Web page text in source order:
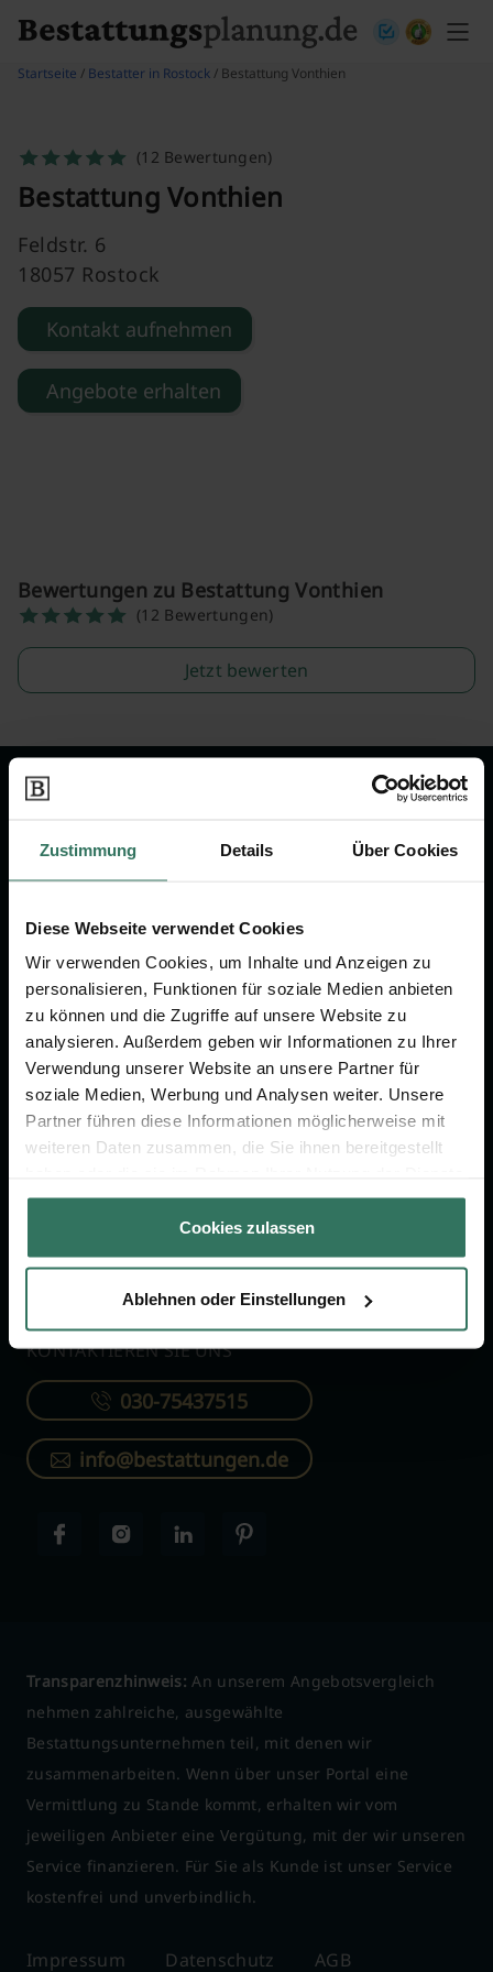
Zustimmung Details Über Cookies
Diese Webseite verwendet Cookies
Wir verwenden Cookies, um Inhalte und Anzeigen zu
personalisieren, Funktionen für soziale Medien anbieten
zu können und die Zugriffe auf unsere Website zu
analysieren. Außerdem geben wir Informationen zu Ihrer
Verwendung unserer Website an unsere Partner für
soziale Medien, Werbung und Analysen weiter. Unsere
Partner führen diese Informationen möglicherweise mit
weiteren Daten zusammen, die Sie ihnen bereitgestellt
gesammelt haben.
Cookies zulassen
Ablehnen oder Einstellungen
Startseite / Bestatter in Rostock/ Bestattung Vonthien
(12 Bewertungen)
Bestattung Vonthien
Feldstr. 6
18057 Rostock
Kontakt aufnehmen
Angebote erhalten
Bewertungen zu Bestattung Vonthien
(12 Bewertungen)
Jetzt bewerten
Wir sind Ihr Ansprechpartner rund
um das Thema Bestattung &
Vorsorge.
Jetzt beraten lassen
FÜR SIE
Vergleich
Ratgeber
Verzeichnis
FÜR BESTATTER
Online-Portal
Kostenlos registrieren
KONTAKTIEREN SIE UNS
030-75437515
info@bestattungen.de
Transparenzhinweis: An unserem Angebotsvergleich
nehmen zahlreiche, ausgewählte
Bestattungsunternehmen teil, mit denen wir
zusammenarbeiten. Wenn über unser Portal eine
Vermittlung zu Stande kommt, erhalten wir vom
jeweiligen Anbieter eine Vergütung, mit der wir unseren
Service finanzieren. Für Sie als Kunde ist unser Service
kostenfrei und unverbindlich.
Impressum Datenschutz AGB